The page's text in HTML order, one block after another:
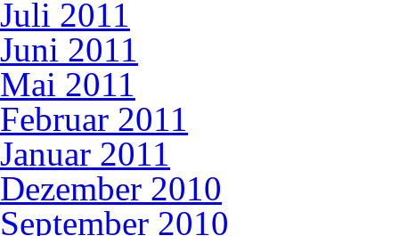
Juli 2011
Juni 2011
Mai 2011
Februar 2011
Januar 2011
Dezember 2010
September 2010